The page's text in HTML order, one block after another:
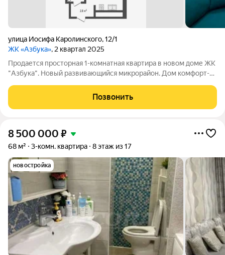
улица Иосифа Каролинского,12/1
ЖК «Азбука», 2 квартал 2025
Продается просторная 1-комнатная квартира в новом доме ЖК
"Азбука". Новый развивающийся микрорайон. Дом комфорт-
строительства. Улучшенная шумоизоляция. Закрытая
территория двора. Дизайнерский холл.
Позвонить
8 500 000 ₽
68 м² 3-комн. квартира 8 этаж из 17
новостройка